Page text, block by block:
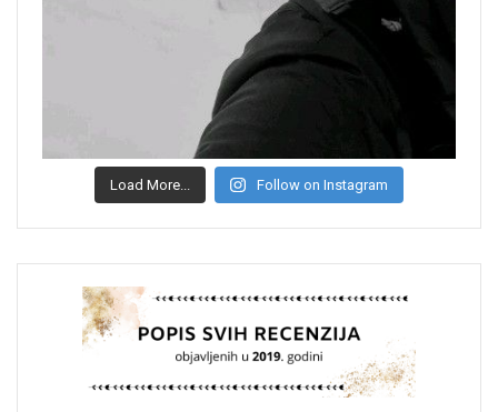
Load More... Follow on Instagram